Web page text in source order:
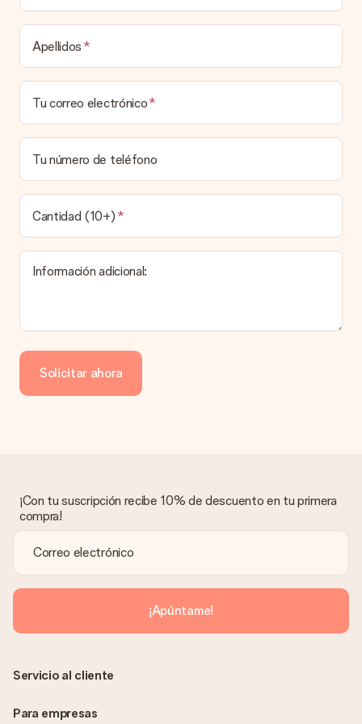
Tiempo de entrega, opciones de entrega y
costos de envío.
¿Puedo elegir una fecha de entrega?
Elegir la fecha exacta de entrega no es posible. Una vez
personalizado y completado tu pedido, recibirás una
confirmación con las fechas estimadas de entrega. Una vez
que el pedido haya sido enviado, será la empresa de
transportes la encargada de entregar el regalo.
¿Cuál es el tiempo de entrega y cuándo recibo mi
obsequio?
El tiempo de entrega se puede encontrar en la página del
producto del regalo.
¿Cómo puedo pagar mi pedido?
de crédito o transferencia bancaria. En caso de elegir
transferencia bancaria, ten en cuenta 3 días adicionales para la
entrega de tu regalo.
asunto contigo. Ponte en contacto con nuestro equipo de
atención al cliente por teléfono, correo electrónico o chat y
buscaremos una solución adecuada para ti.
¿Se envía la factura junto con el pedido?
La factura y cualquier otra información relativa a tu regalo se
enviará únicamente por correo electrónico. El regalo se enviará
sin ninguna información adicional Así, evitaremos que la
persona que recibe el regalo la vea. ¡No le enviaremos nada
más que su increíble regalo! ¿Quieres que sepa quién se lo
Apellidos
Tu correo electrónico
Tu número de teléfono
Cantidad (10+)
Información adicional:
Solicitar ahora
¡Con tu suscripción recibe 10% de descuento en tu primera
compra!
¡Apúntame!
Servicio al cliente
Para empresas